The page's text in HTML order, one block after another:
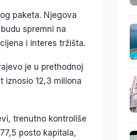
paketa. Njegova
spremni na
i interes tržišta.
je u prethodnoj
iznosio 12,3 miliona
trenutno kontroliše
posto kapitala,